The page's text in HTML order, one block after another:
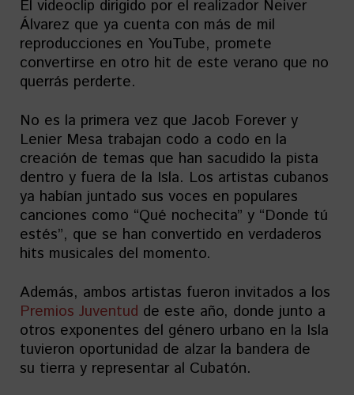
El videoclip dirigido por el realizador Neiver
Álvarez que ya cuenta con más de mil
reproducciones en YouTube, promete
convertirse en otro hit de este verano que no
querrás perderte.
No es la primera vez que Jacob Forever y
Lenier Mesa trabajan codo a codo en la
creación de temas que han sacudido la pista
dentro y fuera de la Isla. Los artistas cubanos
ya habían juntado sus voces en populares
canciones como “Qué nochecita” y “Donde tú
estés”, que se han convertido en verdaderos
hits musicales del momento.
Además, ambos artistas fueron invitados a los
Premios Juventud de este año, donde junto a
otros exponentes del género urbano en la Isla
tuvieron oportunidad de alzar la bandera de
su tierra y representar al Cubatón.